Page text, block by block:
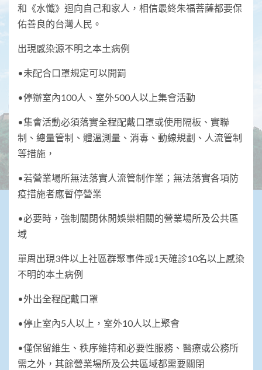
和《水懺》迴向自己和家人，相信最終朱福菩薩都要保
佑善良的台灣人民。
出現感染源不明之本土病例
•未配合口罩規定可以開罰
•停辦室內100人、室外500人以上集會活動
•集會活動必須落實全程配戴口罩或使用隔板、實聯
制、總量管制、體溫測量、消毒、動線規劃、人流管制
等措施，
•若營業場所無法落實人流管制作業；無法落實各項防
疫措施者應暫停營業
•必要時，強制關閉休閒娛樂相關的營業場所及公共區
域
單周出現3件以上社區群聚事件或1天確診10名以上感染
不明的本土病例
•外出全程配戴口罩
•停止室內5人以上，室外10人以上聚會
•僅保留維生、秩序維持和必要性服務、醫療或公務所
需之外，其餘營業場所及公共區域都需要關閉